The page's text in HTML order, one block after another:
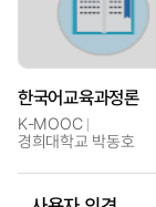
한국어교육과정론
K-MOOC
경희대학교 박동호